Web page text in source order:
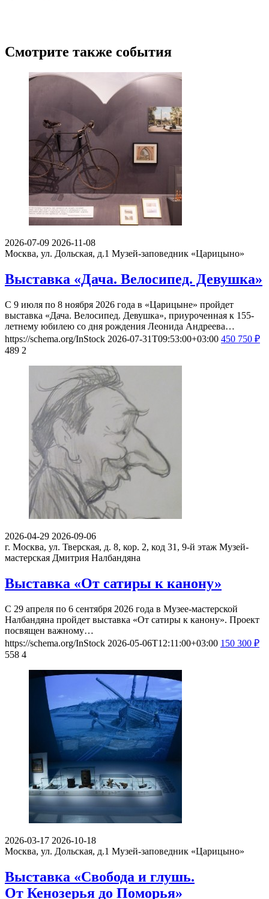
Смотрите также события
2026-07-09 2026-11-08
Москва, ул. Дольская, д.1 Музей-заповедник «Царицыно»
Выставка «Дача. Велосипед. Девушка»
С 9 июля по 8 ноября 2026 года в «Царицыне» пройдет
выставка «Дача. Велосипед. Девушка», приуроченная к 155-
летнему юбилею со дня рождения Леонида Андреева…
https://schema.org/InStock 2026-07-31T09:53:00+03:00 450 750 ₽
489 2
2026-04-29 2026-09-06
г. Москва, ул. Тверская, д. 8, кор. 2, код 31, 9-й этаж Музей-
мастерская Дмитрия Налбандяна
Выставка «От сатиры к канону»
С 29 апреля по 6 сентября 2026 года в Музее-мастерской
Налбандяна пройдет выставка «От сатиры к канону». Проект
посвящен важному…
https://schema.org/InStock 2026-05-06T12:11:00+03:00 150 300 ₽
558 4
2026-03-17 2026-10-18
Москва, ул. Дольская, д.1 Музей-заповедник «Царицыно»
Выставка «Свобода и глушь.
От Кенозерья до Поморья»